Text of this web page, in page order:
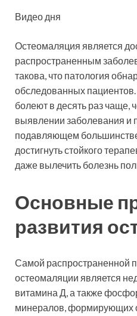
Видео дня
Остеомаляция является
распространенным
такова, что патология
обследованных
болеют в десять раз
выявлении заболевания и
подавляющем
достигнуть стойкого
даже вылечить болезнь
Основные
развития
Самой распространенной
остеомаляции является
витамина Д, а также
минералов, формирующих